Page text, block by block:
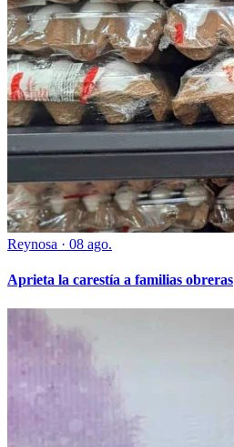
Reynosa · 08 ago.
Aprieta la carestía a familias obreras